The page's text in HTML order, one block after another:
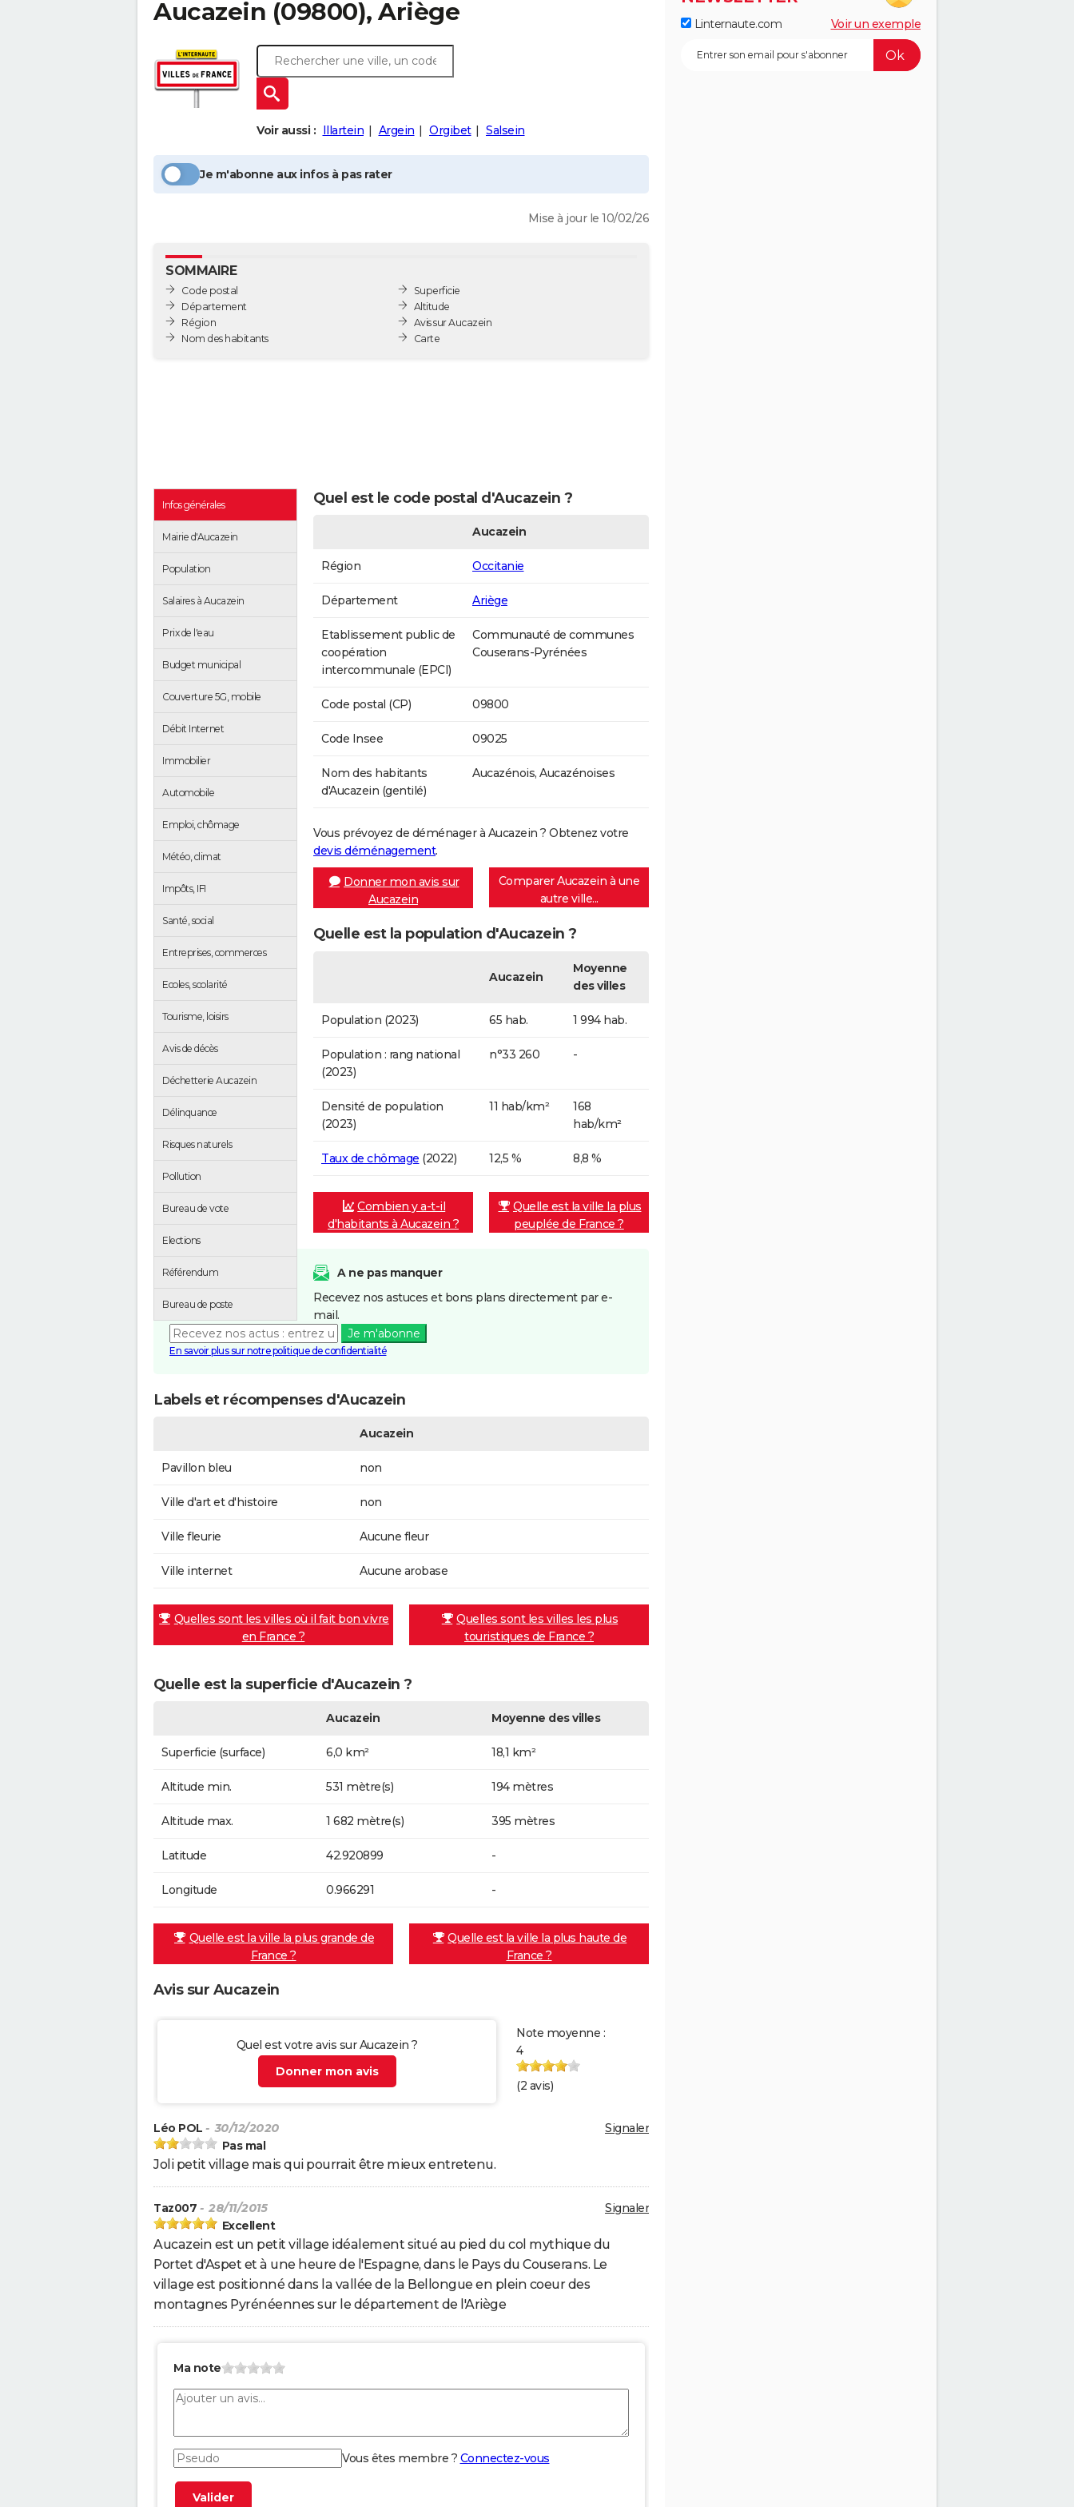
Aucazein (09800), Ariège
Voir aussi : Illartein Argein Orgibet Salsein
Je m'abonne aux infos à pas rater
Mise à jour le 10/02/26
SOMMAIRE
Code postal
Département
Région
Nom des habitants
Superficie
Altitude
Avis sur Aucazein
Carte
Infos générales
Mairie d'Aucazein
Population
Salaires à Aucazein
Prix de l'eau
Budget municipal
Couverture 5G, mobile
Débit Internet
Immobilier
Automobile
Emploi, chômage
Météo, climat
Impôts, IFI
Santé, social
Entreprises, commerces
Ecoles, scolarité
Tourisme, loisirs
Avis de décès
Déchetterie Aucazein
Délinquance
Risques naturels
Pollution
Bureau de vote
Elections
Référendum
Bureau de poste
Quel est le code postal d'Aucazein ?
Aucazein
Région Occitanie
Département Ariège
Etablissement public de
coopération
intercommunale (EPCI)
Communauté de communes
Couserans-Pyrénées
Code postal (CP) 09800
Code Insee 09025
Nom des habitants
d'Aucazein (gentilé)
Aucazénois, Aucazénoises
Vous prévoyez de déménager à Aucazein ? Obtenez votre
devis déménagement.
Donner mon avis sur
Aucazein
Comparer Aucazein à une
autre ville...
Quelle est la population d'Aucazein ?
Aucazein
Moyenne
des villes
Population (2023) 65 hab. 1 994 hab.
Population : rang national
(2023)
n°33 260 -
Densité de population
(2023)
11 hab/km²
168
hab/km²
Taux de chômage (2022) 12,5 % 8,8 %
Combien y a-t-il
d'habitants à Aucazein ?
Quelle est la ville la plus
peuplée de France ?
A ne pas manquer
Recevez nos astuces et bons plans directement par e-
mail.
Je m'abonne
En savoir plus sur notre politique de confidentialité
Labels et récompenses d'Aucazein
Aucazein
Pavillon bleu non
Ville d'art et d'histoire non
Ville fleurie Aucune fleur
Ville internet Aucune arobase
Quelles sont les villes où il fait bon vivre
en France ?
Quelles sont les villes les plus
touristiques de France ?
Quelle est la superficie d'Aucazein ?
Aucazein Moyenne des villes
Superficie (surface) 6,0 km² 18,1 km²
Altitude min. 531 mètre(s) 194 mètres
Altitude max. 1 682 mètre(s) 395 mètres
Latitude 42.920899 -
Longitude 0.966291 -
Quelle est la ville la plus grande de
France ?
Quelle est la ville la plus haute de
France ?
Avis sur Aucazein
Quel est votre avis sur Aucazein ?
Donner mon avis
Note moyenne :
4
(2 avis)
Signaler
Léo POL - 30/12/2020
Pas mal
Joli petit village mais qui pourrait être mieux entretenu.
Signaler
Taz007 - 28/11/2015
Excellent
Aucazein est un petit village idéalement situé au pied du col mythique du
Portet d'Aspet et à une heure de l'Espagne, dans le Pays du Couserans. Le
village est positionné dans la vallée de la Bellongue en plein coeur des
montagnes Pyrénéennes sur le département de l'Ariège
Ma note
Vous êtes membre ? Connectez-vous
Linternaute.com Voir un exemple